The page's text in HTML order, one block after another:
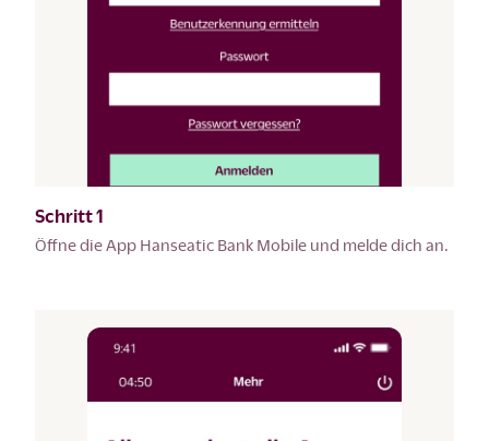
Schritt 1
Öffne die App Hanseatic Bank Mobile und melde dich an.